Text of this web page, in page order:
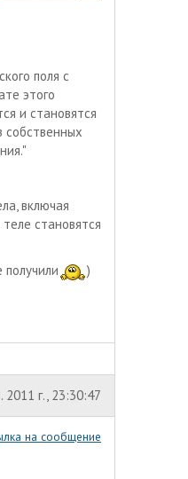
поля с
этого
и становятся
включая
становятся
)
2011 г., 23:30:47
на сообщение